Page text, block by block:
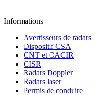
Informations
Avertisseurs de radars
Dispositif CSA
CNT et CACIR
CISR
Radars Doppler
Radars laser
Permis de conduire